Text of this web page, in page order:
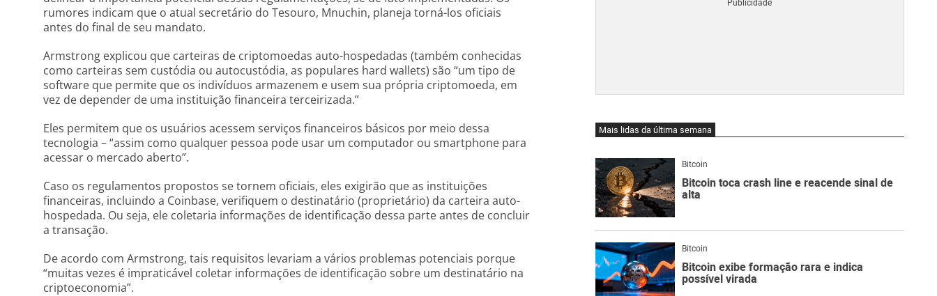
rumores indicam que o atual secretário do Tesouro, Mnuchin, planeja torná-los oficiais
antes do final de seu mandato.
Armstrong explicou que carteiras de criptomoedas auto-hospedadas (também conhecidas
como carteiras sem custódia ou autocustódia, as populares hard wallets) são “um tipo de
software que permite que os indivíduos armazenem e usem sua própria criptomoeda, em
vez de depender de uma instituição financeira terceirizada.”
Eles permitem que os usuários acessem serviços financeiros básicos por meio dessa
tecnologia – “assim como qualquer pessoa pode usar um computador ou smartphone para
acessar o mercado aberto”.
Caso os regulamentos propostos se tornem oficiais, eles exigirão que as instituições
financeiras, incluindo a Coinbase, verifiquem o destinatário (proprietário) da carteira auto-
hospedada. Ou seja, ele coletaria informações de identificação dessa parte antes de concluir
a transação.
De acordo com Armstrong, tais requisitos levariam a vários problemas potenciais porque
“muitas vezes é impraticável coletar informações de identificação sobre um destinatário na
criptoeconomia”.
Mais lidas da última semana
Bitcoin
Bitcoin toca crash line e reacende sinal de
alta
Bitcoin
Bitcoin exibe formação rara e indica
possível virada